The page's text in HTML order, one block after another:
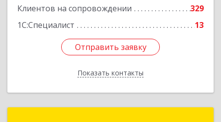
Клиентов на сопровождении
329
1С:Специалист
13
Отправить заявку
Показать контакты
Отправить заявку
Назад